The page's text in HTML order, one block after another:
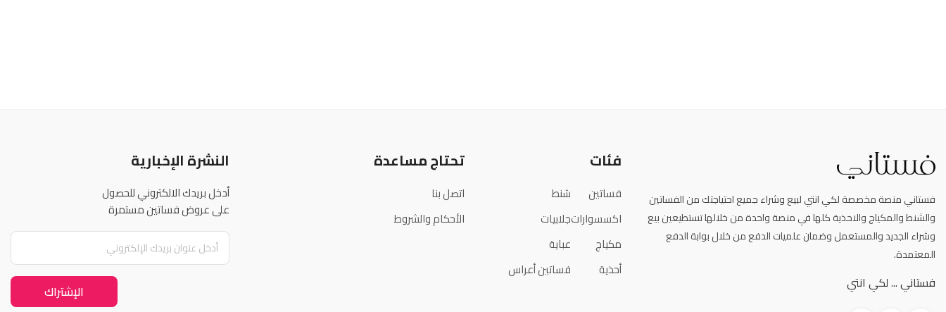
فستاني منصة مخصصة لكي انتي لبيع وشراء جميع احتياجتك من الفساتين
والشنط والمكياج والاحذية كلها في منصة واحدة من خلالها تستطيعين بيع
وشراء الجديد والمستعمل وضمان علميات الدفع من خلال بوابة الدفع
المعتمدة.
فستاني ... لكي انتي
فئات
فساتين
اكسسوارات
مكياج
أحذية
شنط
جلابيات
عباية
فساتين أعراس
تحتاج مساعدة
اتصل بنا
الأحكام والشروط
النشرة الإخبارية
أدخل بريدك الالكتروني للحصول
على عروض فساتين مستمرة
الإشتراك